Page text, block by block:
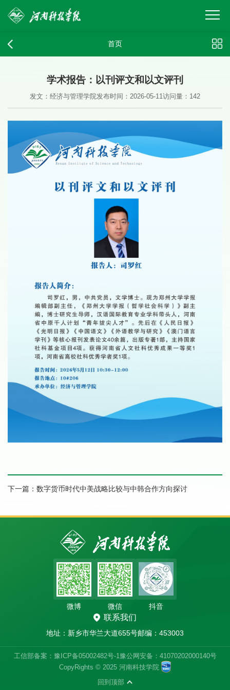
首页
学术报告：以刊评文和以文评刊
发文：经济与管理学院发布时间：2026-05-11访问量： 142
下一篇： 数字货币时代中美战略比较与中韩合作方向探讨
联系我们
地址：新乡市华兰大道655号邮编：453003
微博 微信 抖音
工信部备案：豫ICP备05002482号-1豫公网安备：41070202000140号
CopyRights © 2025 河南科技学院
回到顶部